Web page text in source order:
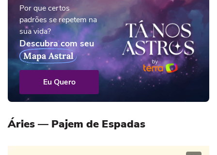
Por que certos
padrões se repetem na
sua vida?
Descubra com seu
Mapa Astral
Eu Quero
Áries — Pajem de Espadas